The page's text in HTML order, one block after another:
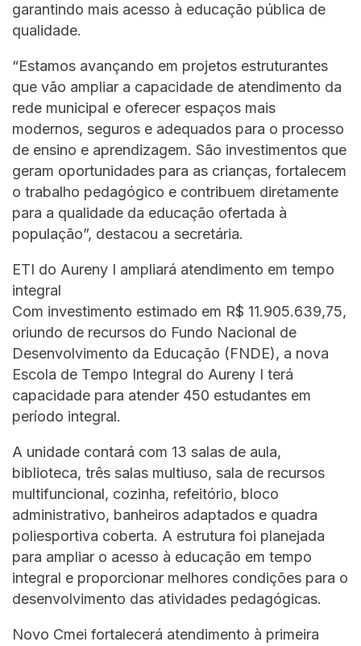
garantindo mais acesso à educação pública de
qualidade.
“Estamos avançando em projetos estruturantes
que vão ampliar a capacidade de atendimento da
rede municipal e oferecer espaços mais
modernos, seguros e adequados para o processo
de ensino e aprendizagem. São investimentos que
geram oportunidades para as crianças, fortalecem
o trabalho pedagógico e contribuem diretamente
para a qualidade da educação ofertada à
população”, destacou a secretária.
ETI do Aureny I ampliará atendimento em tempo
integral
Com investimento estimado em R$ 11.905.639,75,
oriundo de recursos do Fundo Nacional de
Desenvolvimento da Educação (FNDE), a nova
Escola de Tempo Integral do Aureny I terá
capacidade para atender 450 estudantes em
período integral.
A unidade contará com 13 salas de aula,
biblioteca, três salas multiuso, sala de recursos
multifuncional, cozinha, refeitório, bloco
administrativo, banheiros adaptados e quadra
poliesportiva coberta. A estrutura foi planejada
para ampliar o acesso à educação em tempo
integral e proporcionar melhores condições para o
desenvolvimento das atividades pedagógicas.
Novo Cmei fortalecerá atendimento à primeira